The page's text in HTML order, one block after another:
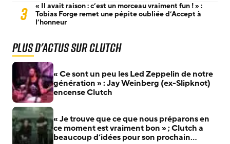
3
« Il avait raison : c’est un morceau vraiment fun ! » :
Tobias Forge remet une pépite oubliée d’Accept à
l’honneur
Plus d'actus sur Clutch
« Ce sont un peu les Led Zeppelin de notre
génération » : Jay Weinberg (ex-Slipknot)
encense Clutch
« Je trouve que ce que nous préparons en
ce moment est vraiment bon » ; Clutch a
beaucoup d’idées pour son prochain